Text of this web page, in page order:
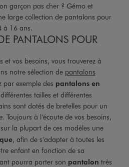
garçon pas cher ? Gémo et
large collection de pantalons pour
à 16 ans.
PANTALONS POUR
et vos besoins, vous trouverez à
notre sélection de pantalons
par exemple des pantalons en
tailles et différentes
sont dotés de bretelles pour un
Toujours à l’écoute de vos besoins,
la plupart de ces modèles une
, afin de s’adapter à toutes les
enfant en fonction de sa
pourra porter son pantalon très